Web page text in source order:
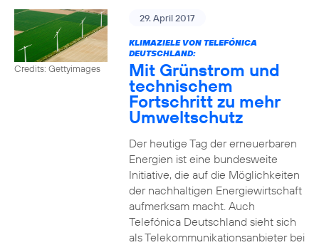
Credits: Gettyimages
29. April 2017
KLIMAZIELE VON TELEFÓNICA
DEUTSCHLAND:
Mit Grünstrom und
technischem
Fortschritt zu mehr
Umweltschutz
Der heutige Tag der erneuerbaren
Energien ist eine bundesweite
Initiative, die auf die Möglichkeiten
der nachhaltigen Energiewirtschaft
aufmerksam macht. Auch
Telefónica Deutschland sieht sich
als Telekommunikationsanbieter bei